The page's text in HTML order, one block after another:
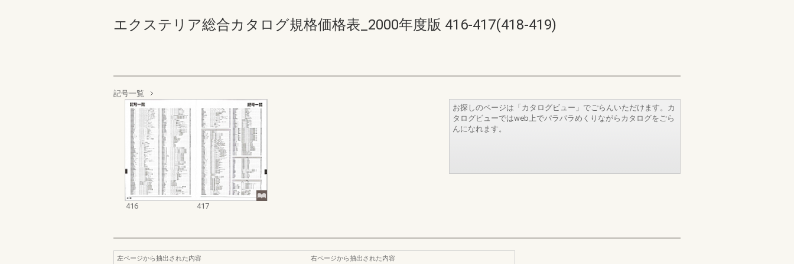
エクステリア総合カタログ規格価格表_2000年度版 416-417(418-419)
記号一覧
416 417
お探しのページは「カタログビュー」でごらんいただけます。カ
タログビューではweb上でパラパラめくりながらカタログをごら
んになれます。
左ページから抽出された内容
右ページから抽出された内容